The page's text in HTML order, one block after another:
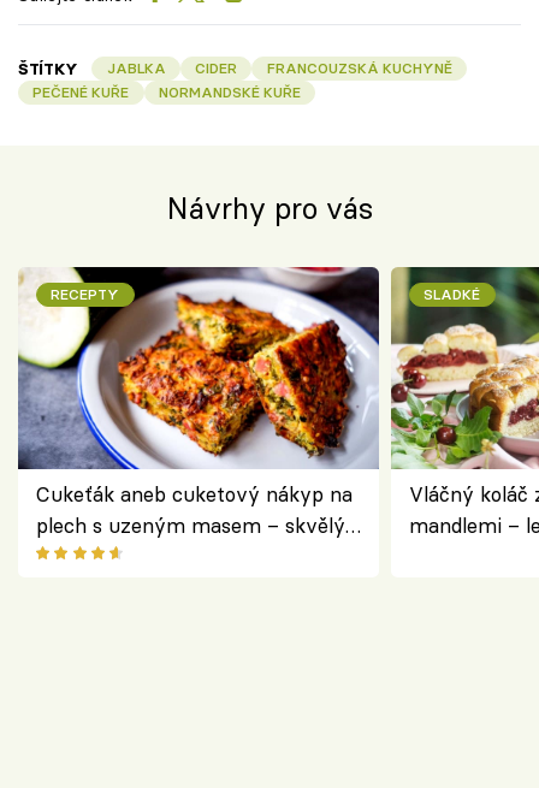
ŠTÍTKY JABLKA CIDER
FRANCOUZSKÁ KUCHYNĚ
PEČENÉ KUŘE
NORMANDSKÉ KUŘE
Návrhy pro vás
RECEPTY
Cukeťák aneb cuketový nákyp na
plech s uzeným masem – skvělý
způsob, jak zpracovat přerostlé
SLADKÉ
Vláčný koláč
mandlemi –